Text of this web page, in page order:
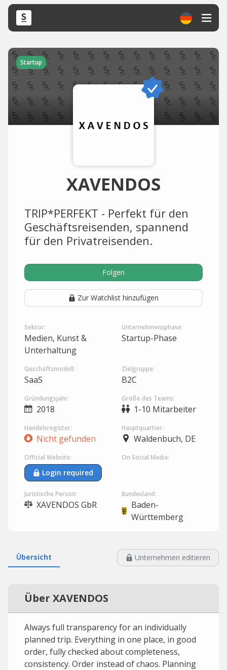
Startup
XAVENDOS
TRIP*PERFEKT - Perfekt für den
Geschäftsreisenden, spannend
für den Privatreisenden.
Folgen
Zur Watchlist hinzufügen
Sektor:
Medien, Kunst &
Unterhaltung
Unternehmensphase:
Startup-Phase
Geschäftsmodell:
SaaS
Zielgruppe:
B2C
Gründungsjahr:
2018
Größe des Teams:
1-10 Mitarbeiter
Handelsregister:
Nicht gefunden
Hauptquartier:
Waldenbuch, DE
Official Website:
Login required
On Social Media:
Juristische Person:
XAVENDOS GbR
Bundesland:
Baden-
Württemberg
Übersicht Unternehmen editieren
Über XAVENDOS
Always full transparency for an individually
planned trip. Everything in one place, in good
order, fully checked about completeness,
consistency. Order instead of chaos. Planning